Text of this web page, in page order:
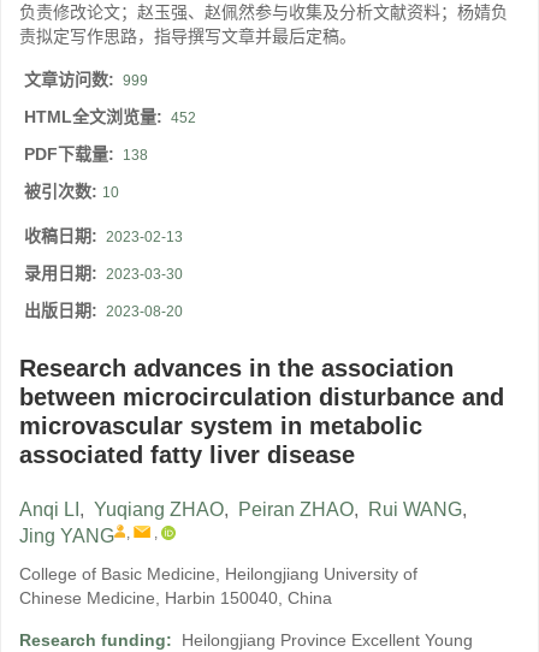
负责修改论文；赵玉强、赵佩然参与收集及分析文献资料；杨婧负
责拟定写作思路，指导撰写文章并最后定稿。
文章访问数: 999
HTML全文浏览量: 452
PDF下载量: 138
被引次数: 10
收稿日期: 2023-02-13
录用日期: 2023-03-30
出版日期: 2023-08-20
Research advances in the association
between microcirculation disturbance and
microvascular system in metabolic
associated fatty liver disease
Anqi LI , Yuqiang ZHAO, Peiran ZHAO, Rui WANG,
Jing YANG
, ,
College of Basic Medicine, Heilongjiang University of
Chinese Medicine, Harbin 150040, China
Research funding:
Heilongjiang Province Excellent Young